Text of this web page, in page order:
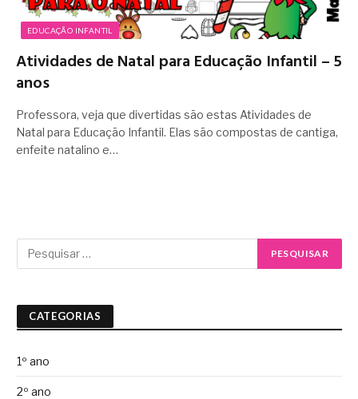
EDUCAÇÃO INFANTIL
Atividades de Natal para Educação Infantil – 5
anos
Professora, veja que divertidas são estas Atividades de
Natal para Educação Infantil. Elas são compostas de cantiga,
enfeite natalino e…
CATEGORIAS
1º ano
2º ano